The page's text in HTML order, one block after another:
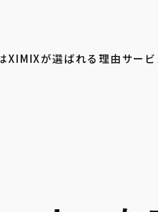
XIMIXが選ばれる理由サー